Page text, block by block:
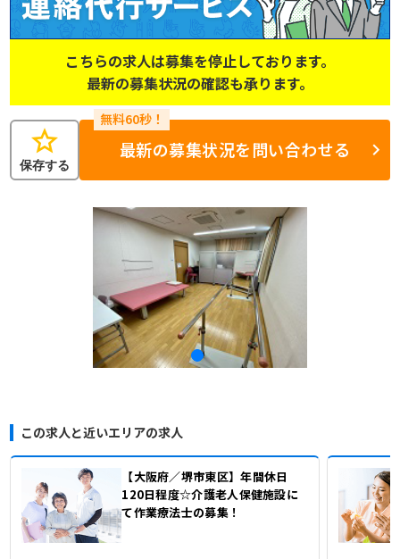
こちらの求人は募集を停止しております。
最新の募集状況の確認も承ります。
star
保存する
最新の募集状況を問い合わせる
この求人と近いエリアの求人
【大阪府／堺市東区】年間休日
120日程度☆介護老人保健施設に
て作業療法士の募集！